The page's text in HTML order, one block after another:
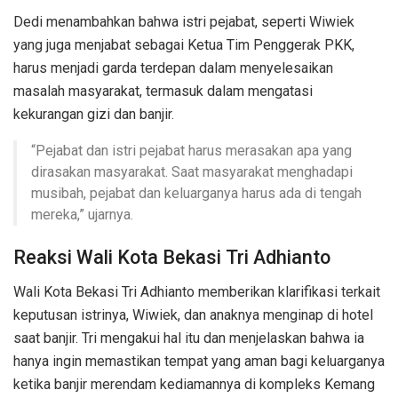
Dedi menambahkan bahwa istri pejabat, seperti Wiwiek
yang juga menjabat sebagai Ketua Tim Penggerak PKK,
harus menjadi garda terdepan dalam menyelesaikan
masalah masyarakat, termasuk dalam mengatasi
kekurangan gizi dan banjir.
“Pejabat dan istri pejabat harus merasakan apa yang
dirasakan masyarakat. Saat masyarakat menghadapi
musibah, pejabat dan keluarganya harus ada di tengah
mereka,” ujarnya.
Reaksi Wali Kota Bekasi Tri Adhianto
Wali Kota Bekasi Tri Adhianto memberikan klarifikasi terkait
keputusan istrinya, Wiwiek, dan anaknya menginap di hotel
saat banjir. Tri mengakui hal itu dan menjelaskan bahwa ia
hanya ingin memastikan tempat yang aman bagi keluarganya
ketika banjir merendam kediamannya di kompleks Kemang